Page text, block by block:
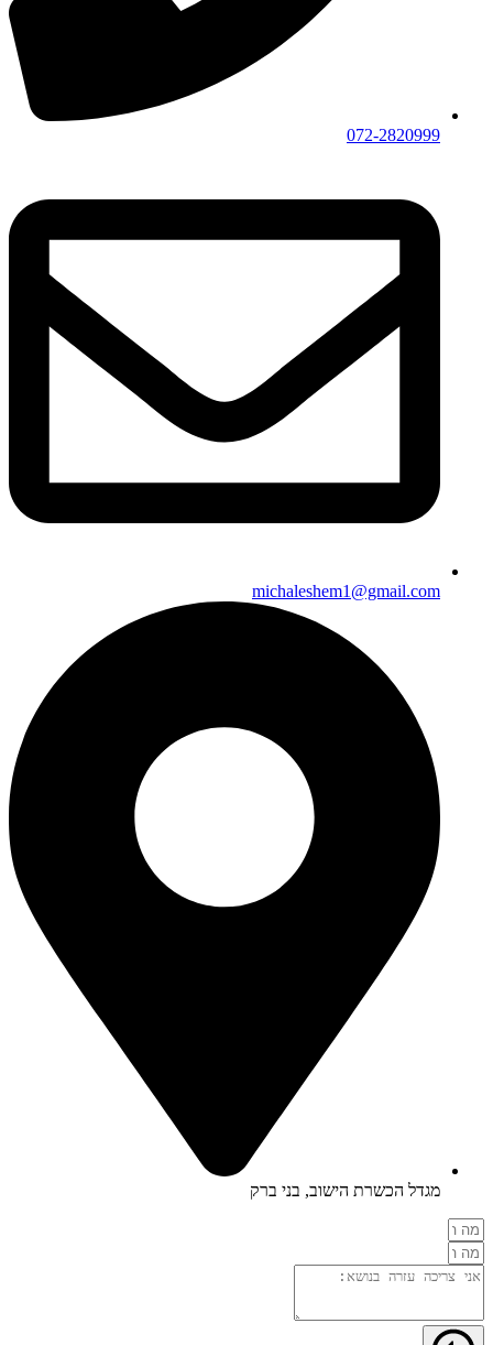
072-2820999
michaleshem1@gmail.com
מגדל הכשרת הישוב, בני ברק